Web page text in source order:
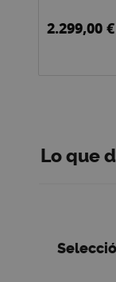
2.299,00 €
Lo que